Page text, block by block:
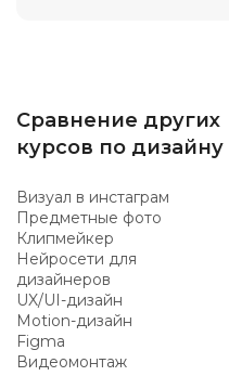
Сравнение других
курсов по дизайну
Визуал в инстаграм
Предметные фото
Клипмейкер
Нейросети для
дизайнеров
UX/UI-дизайн
Motion-дизайн
Figma
Видеомонтаж